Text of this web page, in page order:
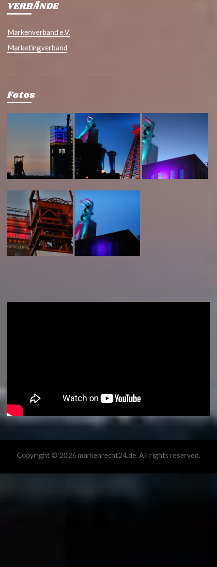
VERBÄNDE
Markenverband e.V.
Marketingverband
Fotos
Copyright © 2026 markenrecht24.de. All rights reserved.